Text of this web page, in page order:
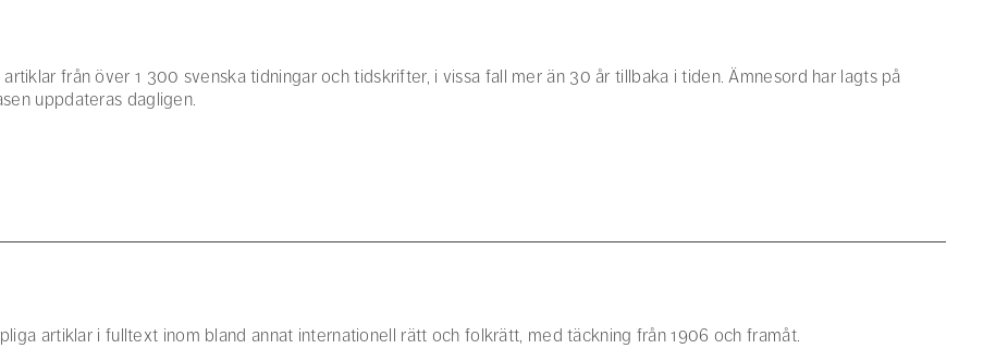
från över 1 300 svenska tidningar och tidskrifter, i vissa fall mer än 30 år tillbaka i tiden. Ämnesord har lagts på
uppdateras dagligen.
artiklar i fulltext inom bland annat internationell rätt och folkrätt, med täckning från 1906 och framåt.